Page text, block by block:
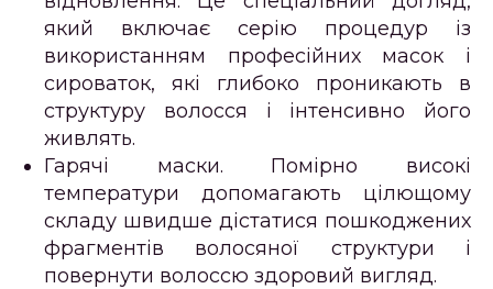
який включає серію процедур із
використанням професійних масок і
сироваток, які глибоко проникають в
структуру волосся і інтенсивно його
живлять.
Гарячі маски. Помірно високі
температури допомагають цілющому
складу швидше дістатися пошкоджених
фрагментів волосяної структури і
повернути волоссю здоровий вигляд.